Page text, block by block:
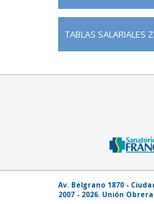
TABLAS SALARIALES
Av. Belgrano 1870 -
2007 - 2026. Unión